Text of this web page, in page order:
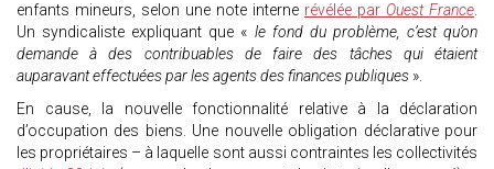
enfants mineurs, selon une note interne révélée par Ouest France.
Un syndicaliste expliquant que « le fond du problème, c’est qu’on
demande à des contribuables de faire des tâches qui étaient
auparavant effectuées par les agents des finances publiques ».
En cause, la nouvelle fonctionnalité relative à la déclaration
d’occupation des biens. Une nouvelle obligation déclarative pour
les propriétaires – à laquelle sont aussi contraintes les collectivités